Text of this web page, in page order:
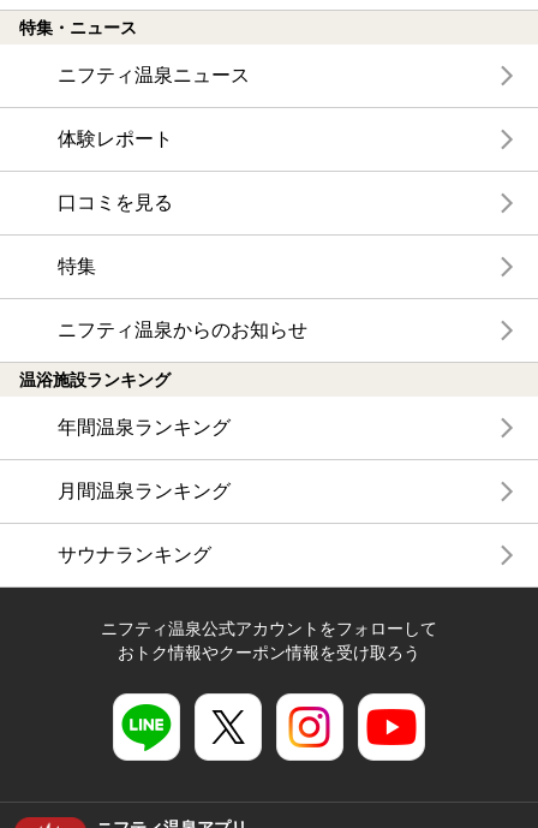
特集・ニュース
ニフティ温泉ニュース
体験レポート
口コミを見る
特集
ニフティ温泉からのお知らせ
温浴施設ランキング
年間温泉ランキング
月間温泉ランキング
サウナランキング
ニフティ温泉公式アカウントをフォローして
おトク情報やクーポン情報を受け取ろう